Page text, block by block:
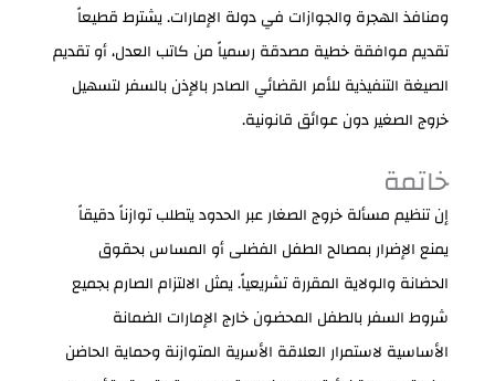
ومنافذ الهجرة والجوازات في دولة الإمارات. يشترط قطيعاً
تقديم موافقة خطية مصدقة رسمياً من كاتب العدل، أو تقديم
الصيغة التنفيذية للأمر القضائي الصادر بالإذن بالسفر لتسهيل
خروج الصغير دون عوائق قانونية.
خاتمة
إن تنظيم مسألة خروج الصغار عبر الحدود يتطلب توازناً دقيقاً
يمنع الإضرار بمصالح الطفل الفضلى أو المساس بحقوق
الحضانة والولاية المقررة تشريعياً. يمثل الالتزام الصارم بجميع
شروط السفر بالطفل المحضون خارج الإمارات الضمانة
الأساسية لاستمرار العلاقة الأسرية المتوازنة وحماية الحاضن